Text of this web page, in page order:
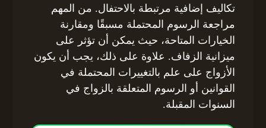
تكاليف إضافية مرتبطة بالاحتفال. من المهم
مراجعة الرسوم المحتملة مسبقًا ومقارنة
الخيارات المتاحة، حيث يمكن أن تؤثر على
ميزانية الزفاف. علاوة على ذلك، يجب أن يكون
الأزواج على علم بالتغييرات المحتملة في
القوانين أو الرسوم المتعلقة بالزواج في
السنوات المقبلة.